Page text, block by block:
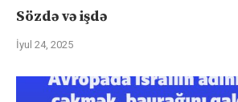
Sözdə və işdə
İyul 24, 2025